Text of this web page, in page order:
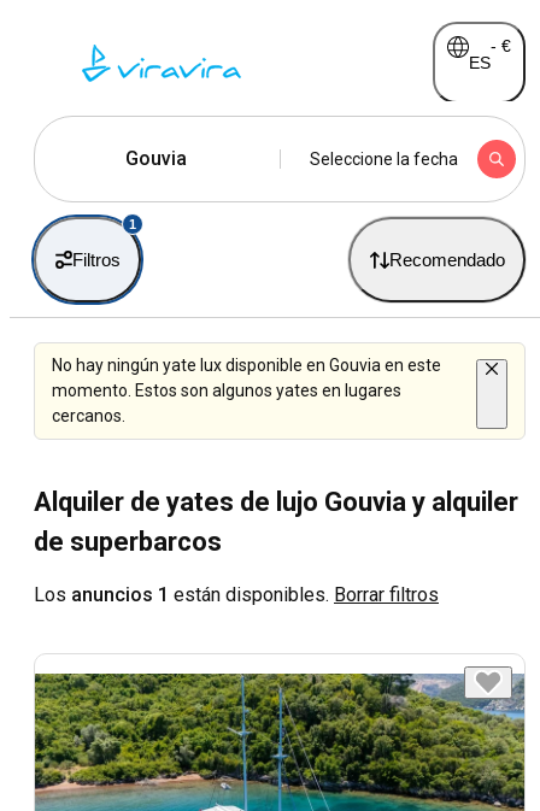
ES
- €
Gouvia Seleccione la fecha
Filtros
1
Recomendado
No hay ningún yate lux disponible en Gouvia en este
momento. Estos son algunos yates en lugares
cercanos.
Alquiler de yates de lujo Gouvia y alquiler
de superbarcos
Los anuncios 1 están disponibles. Borrar filtros